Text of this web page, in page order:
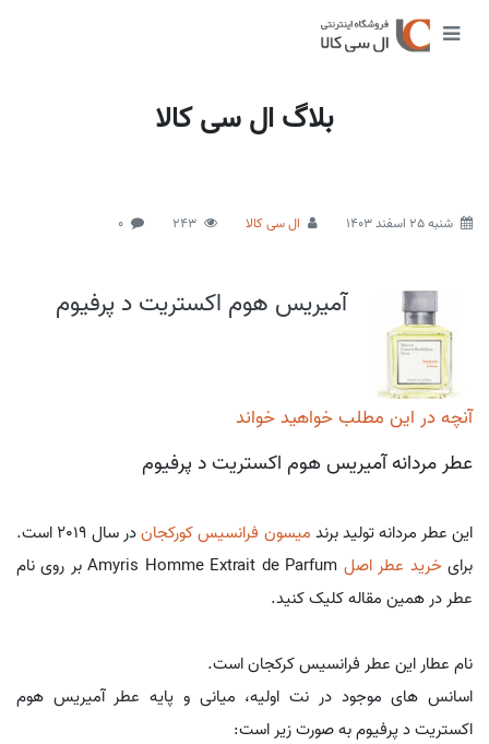
بلاگ ال سی کالا
شنبه 25 اسفند 1403 ال سی کالا 243
0
آمیریس هوم اکستریت د پرفیوم
آنچه در این مطلب خواهید خواند
عطر مردانه آمیریس هوم اکستریت د پرفیوم
این عطر مردانه تولید برند میسون فرانسیس کورکجان
در سال 2019 است.
برایخرید عطر اصل
Amyris Homme Extrait de Parfum بر روی نام
عطر در همین مقاله کلیک کنید.
نام عطار این عطر فرانسیس کرکجان است.
اسانس های موجود در نت اولیه، میانی و پایه عطر آمیریس هوم
اکستریت د پرفیوم به صورت زیر است: